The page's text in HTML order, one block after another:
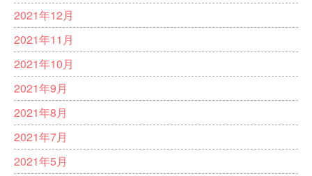
2021年12月
2021年11月
2021年10月
2021年9月
2021年8月
2021年7月
2021年5月